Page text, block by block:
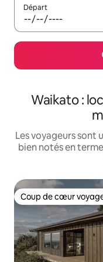
Départ
Waikato :
Les voyageurs sont
bien notés en
Coup de cœur
Coup de cœur